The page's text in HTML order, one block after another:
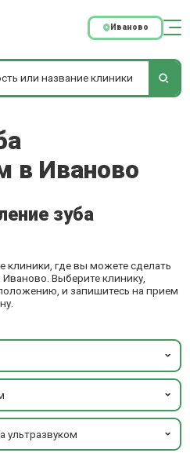
Иваново
в Иваново
зуба
клиники, где вы можете сделать
Выберите клинику,
и запишитесь на прием
зуба ультразвуком